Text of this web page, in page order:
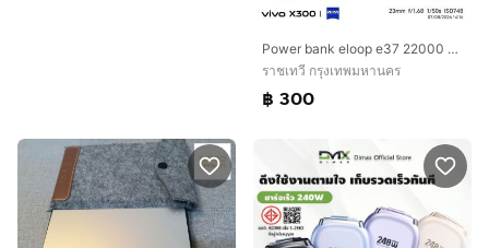
Power bank eloop e37 22000 mah สภาพดี ใช้งานปกติ ไม่ชาร์จเร็วกับเครื่องรุ่นใหม่ๆ วัตต์สูงๆ ไม่มีกล่อง อุปกรณ์มีแค่ตัวเครื่อง ขาย 300 บาทรวมส่งครับ
ราชเทวี กรุงเทพมหานคร
฿ 300